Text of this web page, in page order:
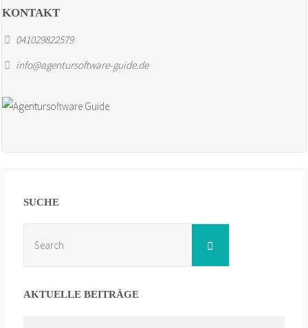
KONTAKT
041029822579
info@agentursoftware-guide.de
SUCHE
Search
AKTUELLE BEITRÄGE